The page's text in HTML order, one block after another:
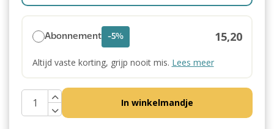
Abonnement -5% 15,20
Altijd vaste korting, grijp nooit mis. Lees meer
In winkelmandje